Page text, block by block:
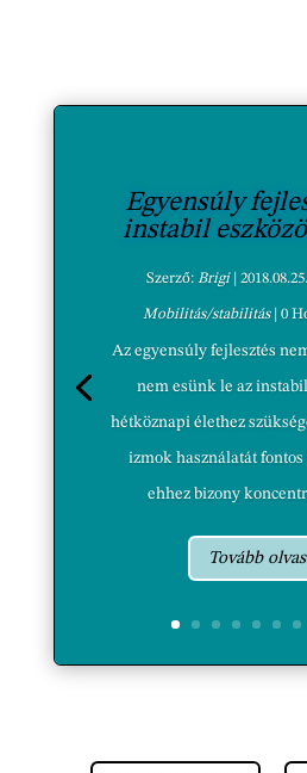
Egyensúly
instabil
Szerző: Brigi| 2018.08.25.
Mobilitás/stabilitás| 0
Az egyensúly fejlesztés
nem esünk le az
hétköznapi élethez
izmok használatát
ehhez bizony
Tovább